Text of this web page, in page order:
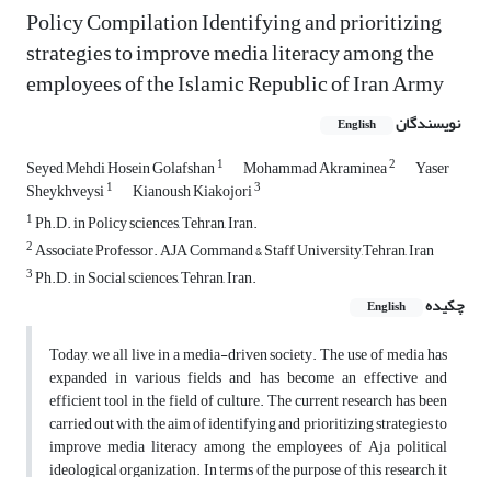
Policy Compilation Identifying and prioritizing
strategies to improve media literacy among the
employees of the Islamic Republic of Iran Army
نویسندگان English
Seyed Mehdi Hosein Golafshan1 Mohammad Akraminea2 Yaser
Sheykhveysi1 Kianoush Kiakojori3
1Ph.D. in Policy sciences, Tehran, Iran.
2Associate Professor. AJA Command & Staff University,Tehran, Iran
3Ph.D. in Social sciences, Tehran, Iran.
چکیده
English
Today, we all live in a media-driven society. The use of media has
expanded in various fields and has become an effective and
efficient tool in the field of culture. The current research has been
carried out with the aim of identifying and prioritizing strategies to
improve media literacy among the employees of Aja political
ideological organization. In terms of the purpose of this research, it